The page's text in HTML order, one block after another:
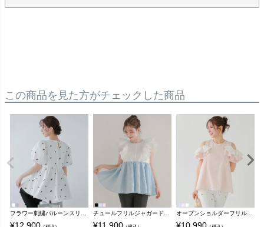
この商品を見た方がチェックした商品
フラワー刺繍バルーンスリーブペプラムトップス【宅配便】 チュールフリルジャガードドッキングトップス【宅配便】 オープンショルダーフリルトップス【宅配便】